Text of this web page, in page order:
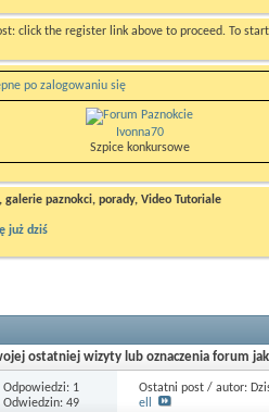
click the register link above to proceed. To
po zalogowaniu się
Ivonna70
Szpice konkursowe
paznokci, porady, Video Tutoriale
już dziś
ostatniej wizyty lub oznaczenia forum
Odpowiedzi: 1
Odwiedzin: 49
Ostatni post / autor:
ell